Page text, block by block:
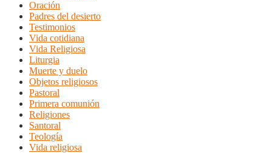
Oración
Padres del desierto
Testimonios
Vida cotidiana
Vida Religiosa
Liturgia
Muerte y duelo
Objetos religiosos
Pastoral
Primera comunión
Religiones
Santoral
Teología
Vida religiosa